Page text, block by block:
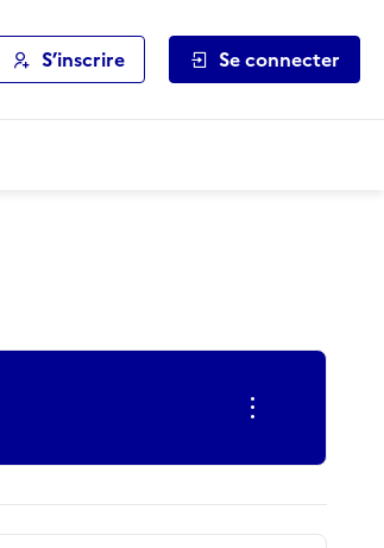
S’inscrire Se connecter